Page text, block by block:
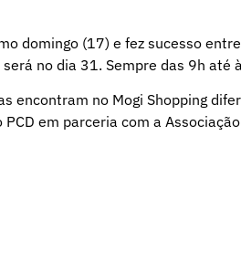
domingo (17) e fez sucesso
no dia 31. Sempre das 9h até
encontram no Mogi Shopping
em parceria com a